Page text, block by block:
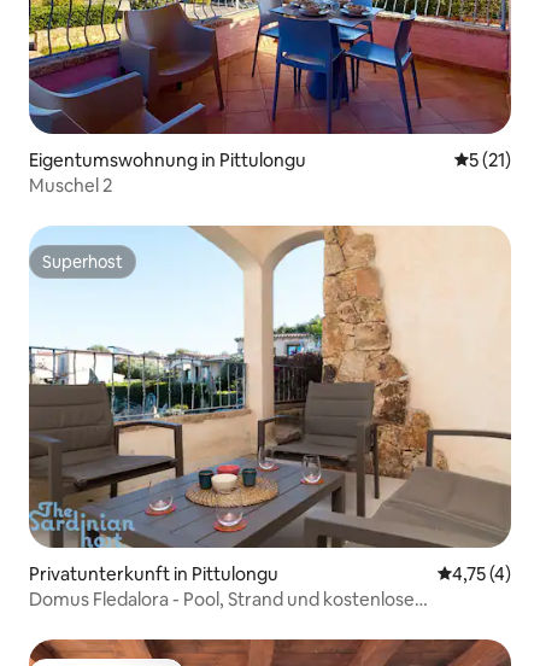
Eigentumswohnung in Pittulongu
5 (21)
Muschel 2
Superhost
Superhost
Privatunterkunft in Pittulongu
4,75 (4)
Domus Fledalora - Pool, Strand und kostenlose